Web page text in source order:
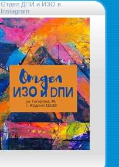
Отдел ДПИ и ИЗО в
Instagram